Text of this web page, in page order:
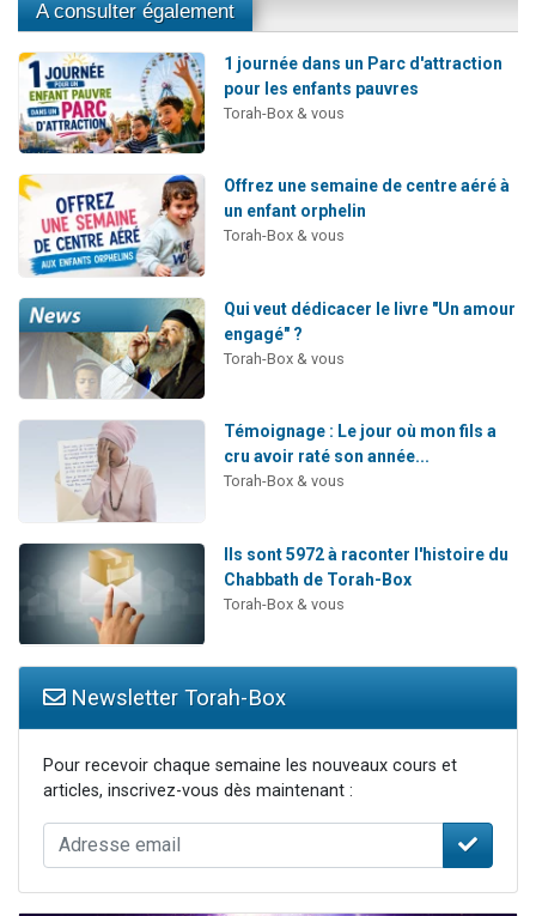
A consulter également
1 journée dans un Parc d'attraction
pour les enfants pauvres
Torah-Box & vous
Offrez une semaine de centre aéré à
un enfant orphelin
Torah-Box & vous
Qui veut dédicacer le livre "Un amour
engagé" ?
Torah-Box & vous
Témoignage : Le jour où mon fils a
cru avoir raté son année...
Torah-Box & vous
Ils sont 5972 à raconter l'histoire du
Chabbath de Torah-Box
Torah-Box & vous
Newsletter Torah-Box
Pour recevoir chaque semaine les nouveaux cours et
articles, inscrivez-vous dès maintenant :